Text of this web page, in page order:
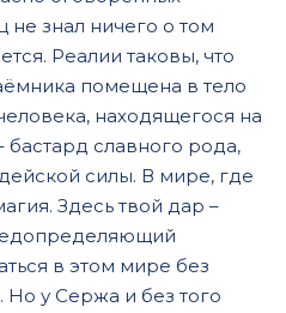
не знал ничего о том
Реалии таковы, что
помещена в тело
находящегося на
бастард славного рода,
силы. В мире, где
Здесь твой дар –
в этом мире без
Но у Сержа и без того